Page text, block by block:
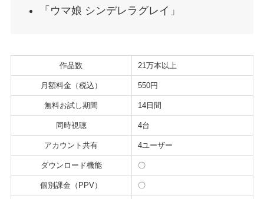
「ウマ娘 シンデレラグレイ」
作品数 21万本以上
月額料金（税込） 550円
無料お試し期間 14日間
同時視聴 4台
アカウント共有 4ユーザー
ダウンロード機能 〇
個別課金（PPV） 〇